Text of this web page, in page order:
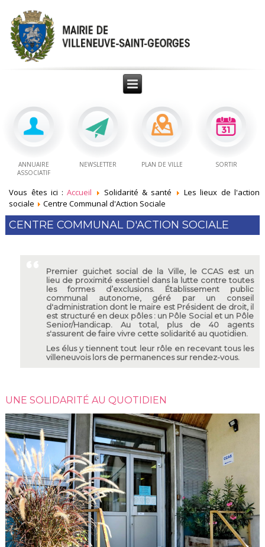
ANNUAIRE
ASSOCIATIF
NEWSLETTER PLAN DE VILLE SORTIR
Vous êtes ici : Accueil Solidarité & santé
Les lieux de l'action
sociale
Centre Communal d'Action Sociale
CENTRE COMMUNAL D'ACTION SOCIALE
Premier guichet social de la Ville, le CCAS est un
lieu de proximité essentiel dans la lutte contre toutes
les formes d’exclusions. Établissement public
communal autonome, géré par un conseil
d'administration dont le maire est Président de droit, il
est structuré en deux pôles : un Pôle Social et un Pôle
Senior/Handicap. Au total, plus de 40 agents
s'assurent de faire vivre cette solidarité au quotidien.
Les élus y tiennent tout leur rôle en recevant tous les
villeneuvois lors de permanences sur rendez-vous.
UNE SOLIDARITÉ AU QUOTIDIEN